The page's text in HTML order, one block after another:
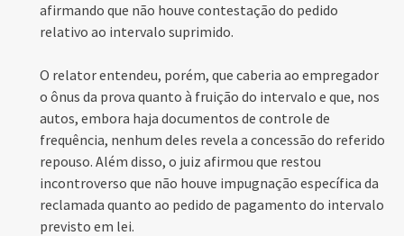
afirmando que não houve contestação do pedido
relativo ao intervalo suprimido.
O relator entendeu, porém, que caberia ao empregador
o ônus da prova quanto à fruição do intervalo e que, nos
autos, embora haja documentos de controle de
frequência, nenhum deles revela a concessão do referido
repouso. Além disso, o juiz afirmou que restou
incontroverso que não houve impugnação específica da
reclamada quanto ao pedido de pagamento do intervalo
previsto em lei.